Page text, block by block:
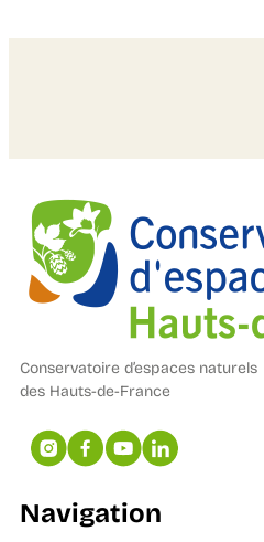
Conservatoire d’espaces naturels
des Hauts-de-France
Navigation